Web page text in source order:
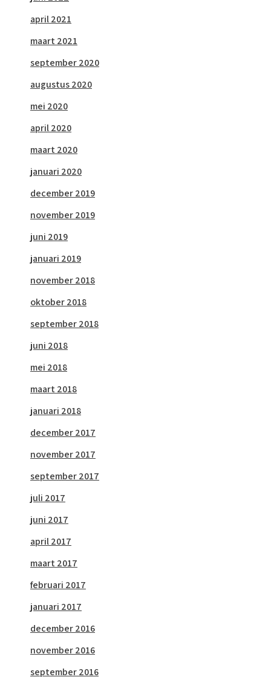
april 2021
maart 2021
september 2020
augustus 2020
mei 2020
april 2020
maart 2020
januari 2020
december 2019
november 2019
juni 2019
januari 2019
november 2018
oktober 2018
september 2018
juni 2018
mei 2018
maart 2018
januari 2018
december 2017
november 2017
september 2017
juli 2017
juni 2017
april 2017
maart 2017
februari 2017
januari 2017
december 2016
november 2016
september 2016